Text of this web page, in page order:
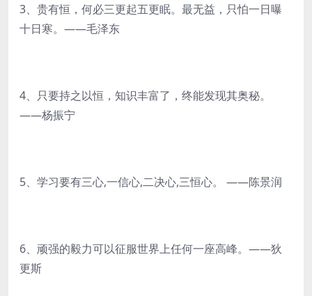
3、贵有恒，何必三更起五更眠。最无益，只怕一日曝
十日寒。——毛泽东
4、只要持之以恒，知识丰富了，终能发现其奥秘。
——杨振宁
5、学习要有三心,一信心,二决心,三恒心。 ——陈景润
6、顽强的毅力可以征服世界上任何一座高峰。——狄
更斯